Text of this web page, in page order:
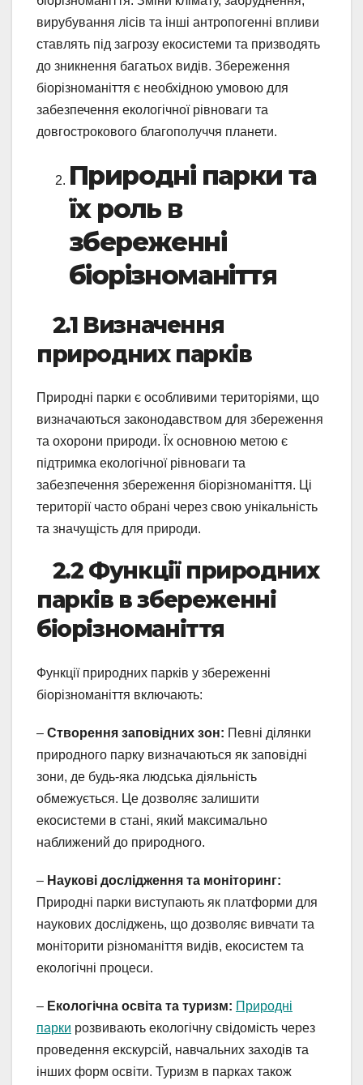
вирубування лісів та інші антропогенні впливи
ставлять під загрозу екосистеми та призводять
до зникнення багатьох видів. Збереження
біорізноманіття є необхідною умовою для
забезпечення екологічної рівноваги та
довгострокового благополуччя планети.
Природні парки та
їх роль в
збереженні
біорізноманіття
2.1 Визначення
природних парків
Природні парки є особливими територіями, що
визначаються законодавством для збереження
та охорони природи. Їх основною метою є
підтримка екологічної рівноваги та
забезпечення збереження біорізноманіття. Ці
території часто обрані через свою унікальність
та значущість для природи.
2.2 Функції природних
парків в збереженні
біорізноманіття
Функції природних парків у збереженні
біорізноманіття включають:
– Створення заповідних зон: Певні ділянки
природного парку визначаються як заповідні
зони, де будь-яка людська діяльність
обмежується. Це дозволяє залишити
екосистеми в стані, який максимально
наближений до природного.
– Наукові дослідження та моніторинг:
Природні парки виступають як платформи для
наукових досліджень, що дозволяє вивчати та
моніторити різноманіття видів, екосистем та
екологічні процеси.
– Екологічна освіта та туризм: Природні
парки розвивають екологічну свідомість через
проведення екскурсій, навчальних заходів та
інших форм освіти. Туризм в парках також